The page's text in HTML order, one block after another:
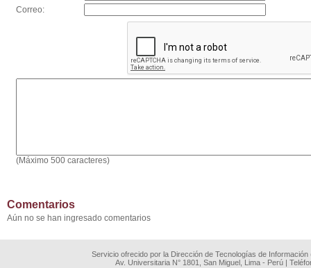
Correo:
(Máximo 500 caracteres)
Comentarios
Aún no se han ingresado comentarios
Servicio ofrecido por la Dirección de Tecnologías de
Av. Universitaria N° 1801, San Miguel, Lima - Perú |